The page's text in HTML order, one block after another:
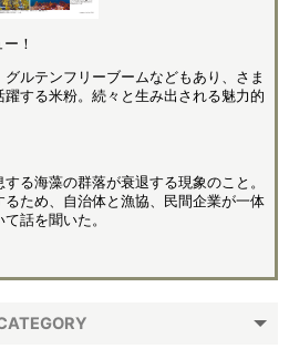
！
ルテンフリーブームなどもあり、さま
する米粉。続々と生み出される魅力的
る海藻の群落が衰退する現象のこと。
ため、自治体と漁協、民間企業が一体
話を聞いた。